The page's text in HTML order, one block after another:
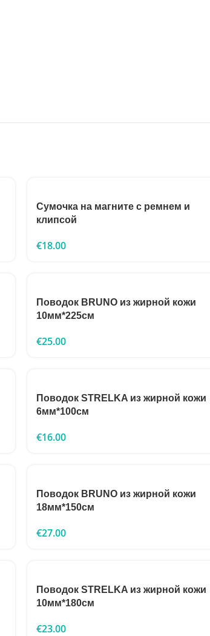
Сумочка на магните с ремнем и
клипсой
€18.00
Поводок BRUNO из жирной кожи
10мм*225см
€25.00
Поводок STRELKA из жирной кожи
6мм*100см
€16.00
Поводок BRUNO из жирной кожи
18мм*150см
€27.00
Поводок STRELKA из жирной кожи
10мм*180см
€23.00